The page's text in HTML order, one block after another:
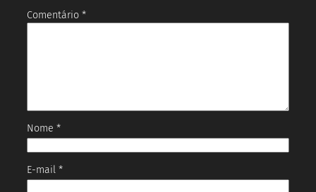
Comentário *
Nome *
E-mail *